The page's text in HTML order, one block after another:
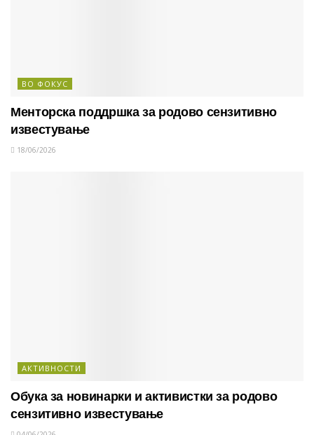
ВО ФОКУС
Менторска поддршка за родово сензитивно
известување
18/06/2026
АКТИВНОСТИ
Обука за новинарки и активистки за родово
сензитивно известување